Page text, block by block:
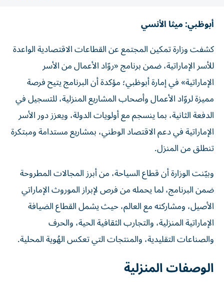
أبوظبي: ميثا الأنسي
كشفت وزارة تمكين المجتمع عن القطاعات الاقتصادية الواعدة
للأسر الإماراتية، ضمن برنامج «روّاد الأعمال من الأسر
الإماراتية» في إمارة أبوظبي؛ مؤكدة أن البرنامج يتيح فرصة
مميزة لروّاد الأعمال وأصحاب المشاريع المنزلية، للتسجيل في
الدفعة الثانية، بما ينسجم مع أولويات الدولة، ويعزز دور الأسر
الإماراتية في دعم الاقتصاد الوطني، بمشاريع مستدامة ومبتكرة
تنطلق من المنزل.
وبيّنت الوزارة أن قطاع السياحة، من أبرز المجالات المطروحة
ضمن البرنامج، لما يحمله من فرص لإبراز الموروث الإماراتي
الأصيل، ومشاركته مع العالم، حيث يشمل القطاع الضيافة
الإماراتية المنزلية، والتجارب الثقافية الحية، والحرف
والصناعات التقليدية، والمنتجات التي تعكس الهُوية المحلية.
الوصفات المنزلية